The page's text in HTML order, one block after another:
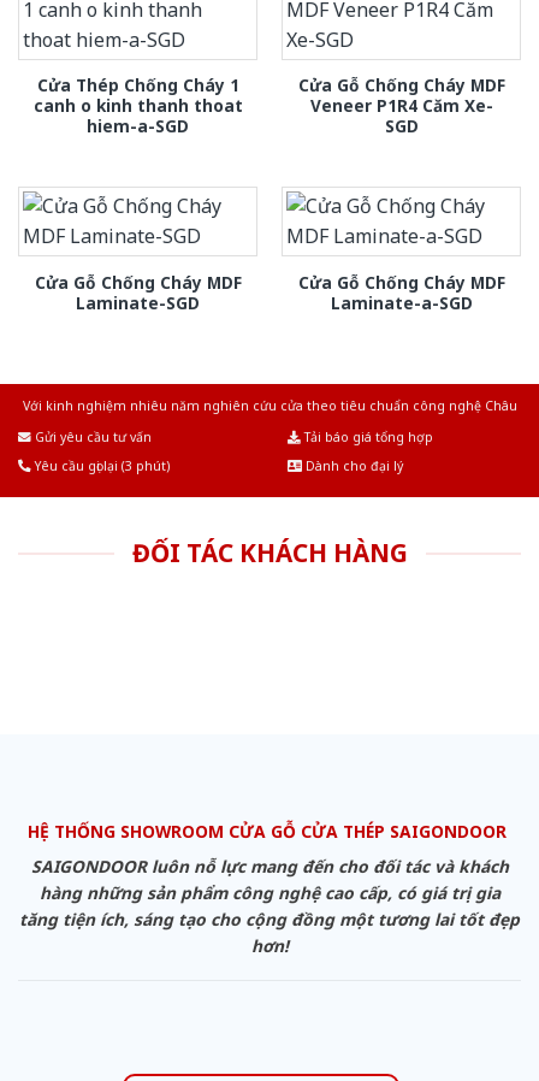
Cửa Thép Chống Cháy 1
canh o kinh thanh thoat
hiem-a-SGD
Cửa Gỗ Chống Cháy MDF
Veneer P1R4 Căm Xe-
SGD
Cửa Gỗ Chống Cháy MDF
Laminate-SGD
Cửa Gỗ Chống Cháy MDF
Laminate-a-SGD
Với kinh nghiệm nhiêu năm nghiên cứu cửa theo tiêu chuẩn công nghệ Châu
Gửi yêu cầu tư vấn
Tải báo giá tổng hợp
Yêu cầu gọi lại (3 phút)
Dành cho đại lý
ĐỐI TÁC KHÁCH HÀNG
HỆ THỐNG SHOWROOM CỬA GỖ CỬA THÉP SAIGONDOOR
SAIGONDOOR luôn nỗ lực mang đến cho đối tác và khách
hàng những sản phẩm công nghệ cao cấp, có giá trị gia
tăng tiện ích, sáng tạo cho cộng đồng một tương lai tốt đẹp
hơn!